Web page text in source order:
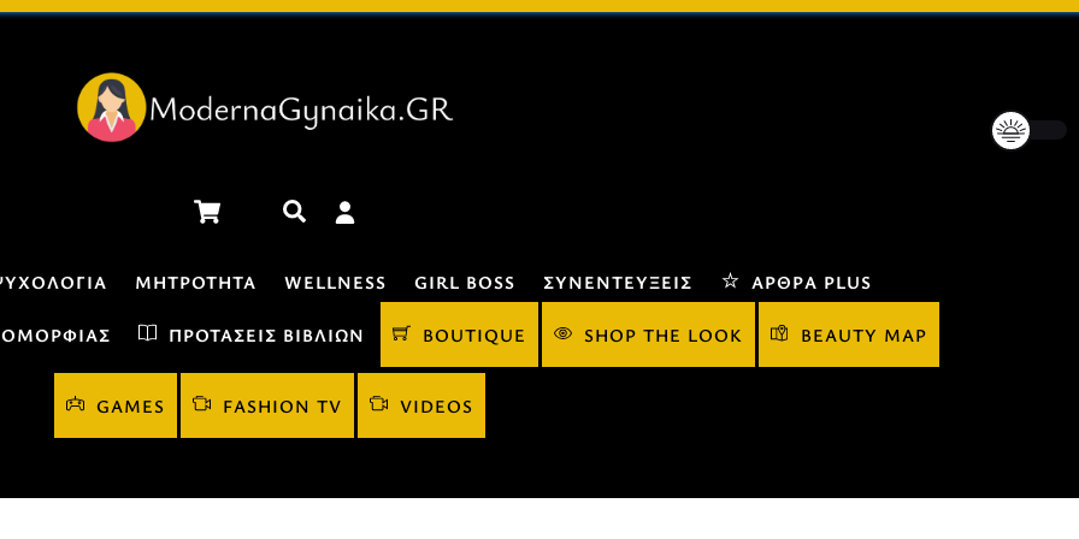
Cart Αναζήτηση
ΜΗΤΡΌΤΗΤΑ WELLNESS GIRL BOSS ΣΥΝΕΝΤΕΎΞΕΙΣ ΆΡΘΡΑ PLUS
ΟΜΟΡΦΙΆΣ ΠΡΟΤΆΣΕΙΣ ΒΙΒΛΊΩΝ BOUTIQUE SHOP THE LOOK BEAUTY MAP
GAMES FASHION TV VIDEOS